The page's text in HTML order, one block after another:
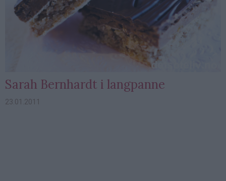
Sarah Bernhardt i langpanne
23.01.2011